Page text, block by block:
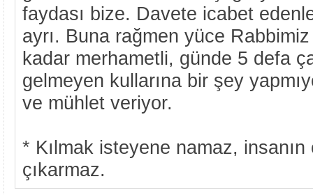
faydası bize. Davete icabet
ayrı. Buna rağmen yüce
kadar merhametli, günde 5 defa
gelmeyen kullarına bir şey
ve mühlet veriyor.
* Kılmak isteyene namaz,
çıkarmaz.